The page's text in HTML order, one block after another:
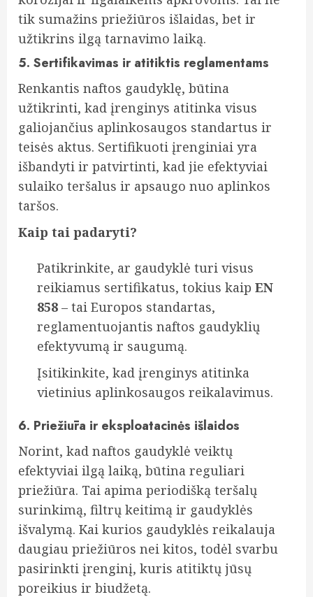
tik sumažins priežiūros išlaidas, bet ir
užtikrins ilgą tarnavimo laiką.
5. Sertifikavimas ir atitiktis reglamentams
Renkantis naftos gaudyklę, būtina
užtikrinti, kad įrenginys atitinka visus
galiojančius aplinkosaugos standartus ir
teisės aktus. Sertifikuoti įrenginiai yra
išbandyti ir patvirtinti, kad jie efektyviai
sulaiko teršalus ir apsaugo nuo aplinkos
taršos.
Kaip tai padaryti?
Patikrinkite, ar gaudyklė turi visus
reikiamus sertifikatus, tokius kaip EN
858 – tai Europos standartas,
reglamentuojantis naftos gaudyklių
efektyvumą ir saugumą.
Įsitikinkite, kad įrenginys atitinka
vietinius aplinkosaugos reikalavimus.
6. Priežiūra ir eksploatacinės išlaidos
Norint, kad naftos gaudyklė veiktų
efektyviai ilgą laiką, būtina reguliari
priežiūra. Tai apima periodišką teršalų
surinkimą, filtrų keitimą ir gaudyklės
išvalymą. Kai kurios gaudyklės reikalauja
daugiau priežiūros nei kitos, todėl svarbu
pasirinkti įrenginį, kuris atitiktų jūsų
poreikius ir biudžetą.